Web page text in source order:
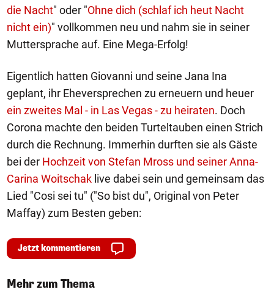
die Nacht" oder "Ohne dich (schlaf ich heut Nacht
nicht ein)" vollkommen neu und nahm sie in seiner
Muttersprache auf. Eine Mega-Erfolg!
Eigentlich hatten Giovanni und seine Jana Ina
geplant, ihr Eheversprechen zu erneuern und heuer
ein zweites Mal - in Las Vegas - zu heiraten. Doch
Corona machte den beiden Turteltauben einen Strich
durch die Rechnung. Immerhin durften sie als Gäste
bei der Hochzeit von Stefan Mross und seiner Anna-
Carina Woitschak live dabei sein und gemeinsam das
Lied "Cosi sei tu" ("So bist du", Original von Peter
Maffay) zum Besten geben:
Jetzt kommentieren
Mehr zum Thema